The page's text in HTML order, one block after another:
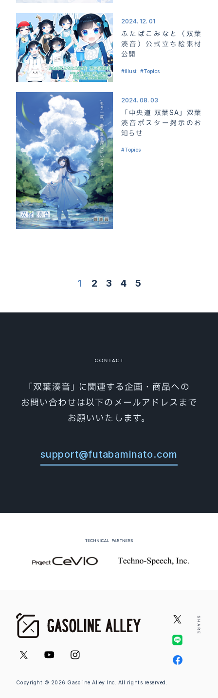
2024. 12. 01
ふたばこみなと（双葉
湊音）公式立ち絵素材
公開
illust Topics
2024. 08. 03
「中央道 双葉SA」双葉
湊音ポスター掲示のお
知らせ
Topics
1 2 3 4 5
｢双葉湊音｣ に関連する企画・商品への
お問い合わせは以下のメールアドレスまで
お願いいたします。
support@futabaminato.com
Copyright © 2026 Gasoline Alley Inc. All rights reserved.